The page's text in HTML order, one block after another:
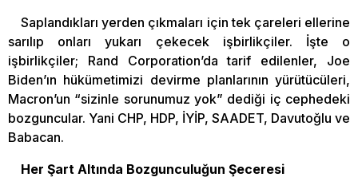
Saplandıkları yerden çıkmaları için tek çareleri ellerine
sarılıp onları yukarı çekecek işbirlikçiler. İşte o
işbirlikçiler; Rand Corporation’da tarif edilenler, Joe
Biden’ın hükümetimizi devirme planlarının yürütücüleri,
Macron’un “sizinle sorunumuz yok” dediği iç cephedeki
bozguncular. Yani CHP, HDP, İYİP, SAADET, Davutoğlu ve
Babacan.
Her Şart Altında Bozgunculuğun Şeceresi